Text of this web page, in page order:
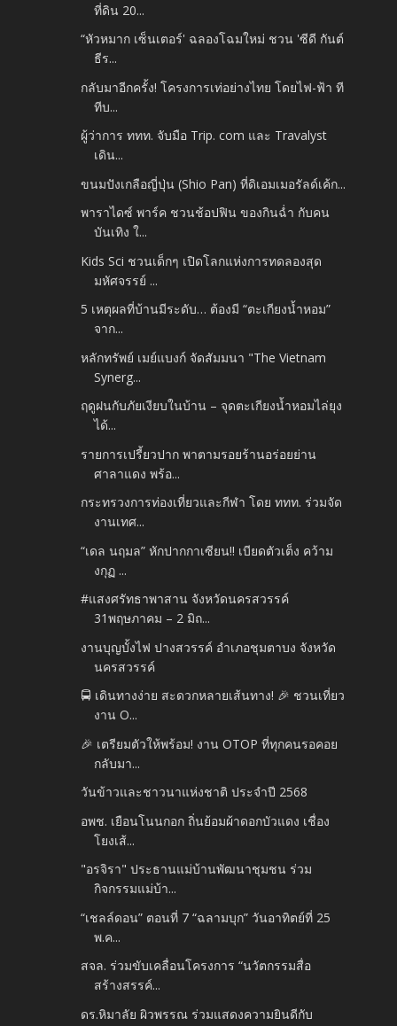
ที่ดิน 20...
“หัวหมาก เซ็นเตอร์' ฉลองโฉมใหม่ ชวน 'ซีดี กันต์
ธีร...
กลับมาอีกครั้ง! โครงการเท่อย่างไทย โดยไฟ-ฟ้า ที
ทีบ...
ผู้ว่าการ ททท. จับมือ Trip. com และ Travalyst
เดิน...
ขนมปังเกลือญี่ปุ่น (Shio Pan) ที่ดิเอมเมอรัลด์เค้ก...
พาราไดซ์ พาร์ค ชวนช้อปฟิน ของกินฉ่ำ กับคน
บันเทิง ใ...
Kids Sci ชวนเด็กๆ เปิดโลกแห่งการทดลองสุด
มหัศจรรย์ ...
5 เหตุผลที่บ้านมีระดับ… ต้องมี “ตะเกียงน้ำหอม”
จาก...
หลักทรัพย์ เมย์แบงก์ จัดสัมมนา "The Vietnam
Synerg...
ฤดูฝนกับภัยเงียบในบ้าน – จุดตะเกียงน้ำหอมไล่ยุง
ได้...
รายการเปรี้ยวปาก พาตามรอยร้านอร่อยย่าน
ศาลาแดง พร้อ...
กระทรวงการท่องเที่ยวและกีฬา โดย ททท. ร่วมจัด
งานเทศ...
“เดล นฤมล” หักปากกาเซียน!! เบียดตัวเต็ง คว้าม
งกุฏ ...
#แสงศรัทธาพาสาน จังหวัดนครสวรรค์
31พฤษภาคม – 2 มิถ...
งานบุญบั้งไฟ ปางสวรรค์ อำเภอชุมตาบง จังหวัด
นครสวรรค์
🚍 เดินทางง่าย สะดวกหลายเส้นทาง! 🎉 ชวนเที่ยว
งาน O...
🎉 เตรียมตัวให้พร้อม! งาน OTOP ที่ทุกคนรอคอย
กลับมา...
วันข้าวและชาวนาแห่งชาติ ประจำปี 2568
อพช. เยือนโนนกอก ถิ่นย้อมผ้าดอกบัวแดง เชื่อง
โยงเส้...
"อรจิรา" ประธานแม่บ้านพัฒนาชุมชน ร่วม
กิจกรรมแม่บ้า...
“เชลล์ดอน” ตอนที่ 7 “ฉลามบุก” วันอาทิตย์ที่ 25
พ.ค...
สจล. ร่วมขับเคลื่อนโครงการ “นวัตกรรมสื่อ
สร้างสรรค์...
ดร.หิมาลัย ผิวพรรณ ร่วมแสดงความยินดีกับ